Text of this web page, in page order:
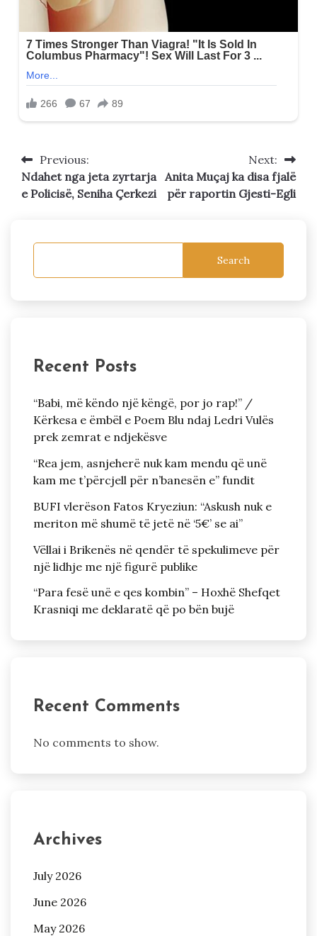
Post
navigation
Previous:
Ndahet nga jeta zyrtarja
e Policisë, Seniha Çerkezi
Next:
Anita Muçaj ka disa fjalë
për raportin Gjesti-Egli
Search
Recent Posts
“Babi, më këndo një këngë, por jo rap!” /
Kërkesa e ëmbël e Poem Blu ndaj Ledri Vulës
prek zemrat e ndjekësve
“Rea jem, asnjeherë nuk kam mendu që unë
kam me t’përcjell për n’banesën e” fundit
BUFI vlerëson Fatos Kryeziun: “Askush nuk e
meriton më shumë të jetë në ‘5€’ se ai”
Vëllai i Brikenës në qendër të spekulimeve për
një lidhje me një figurë publike
“Para fesë unë e qes kombin” – Hoxhë Shefqet
Krasniqi me deklaratë që po bën bujë
Recent Comments
No comments to show.
Archives
July 2026
June 2026
May 2026